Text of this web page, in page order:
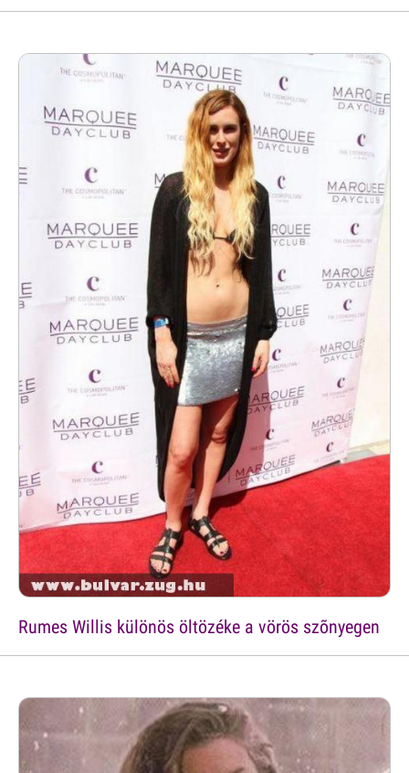
Rumes Willis különös öltözéke a vörös szõnyegen